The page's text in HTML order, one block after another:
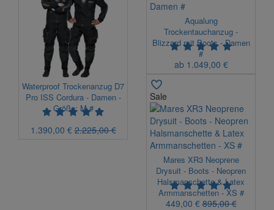
Waterproof Trockenanzug D7
Pro ISS Cordura - Damen -
Größe: M #
1.390,00 €2.225,00 €
Aqualung
Trockentauchanzug -
Blizzard mit Boots - Damen
#
ab 1.049,00 €
Sale
Mares XR3 Neoprene
Drysuit - Boots - Neopren
Halsmanschette & Latex
Armmanschetten - XS #
449,00 €895,00 €